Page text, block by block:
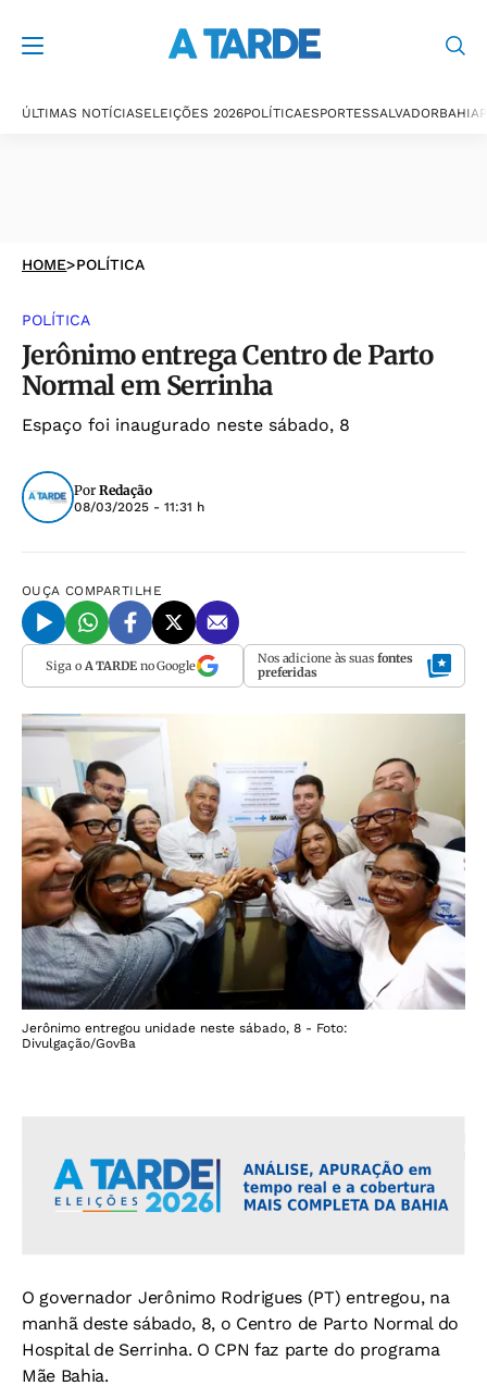
ÚLTIMAS NOTÍCIASELEIÇÕES 2026POLÍTICAESPORTESSALVADORBAHIA
HOME>POLÍTICA
POLÍTICA
Jerônimo entrega Centro de Parto
Normal em Serrinha
Espaço foi inaugurado neste sábado, 8
Por Redação
08/03/2025 - 11:31 h
OUÇA COMPARTILHE
Siga o A TARDEno Google Nos adicione às suas fontes
preferidas
Jerônimo entregou unidade neste sábado, 8 - Foto:
Divulgação/GovBa
O governador Jerônimo Rodrigues (PT) entregou, na
manhã deste sábado, 8, o Centro de Parto Normal do
Hospital de Serrinha. O CPN faz parte do programa
Mãe Bahia.